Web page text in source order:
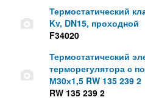
Термостатический
Kv, DN15, проходной
F34020
Термостатический
терморегулятора с
М30х1,5 RW 135 239 2
RW 135 239 2